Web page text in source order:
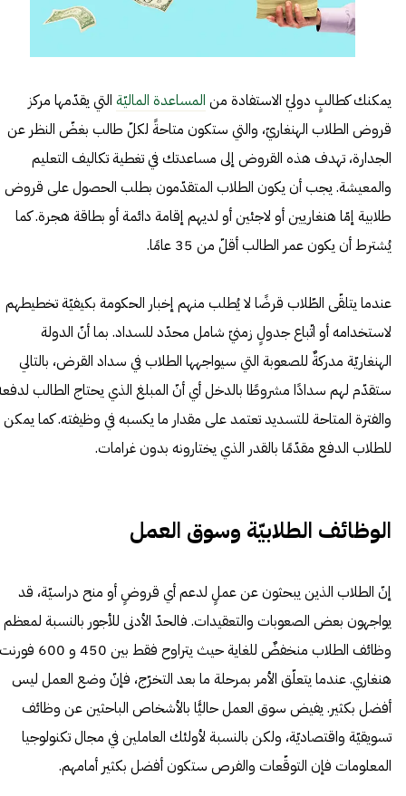
يمكنك كطالبٍ دوليّ الاستفادة من المساعدة الماليّة التي يقدّمها مركز
قروض الطلاب الهنغاريّ، والتي ستكون متاحةً لكلّ طالب بغضّ النظر عن
الجدارة، تهدف هذه القروض إلى مساعدتك في تغطية تكاليف التعليم
والمعيشة. يجب أن يكون الطلاب المتقدّمون بطلب الحصول على قروض
طلابية إمّا هنغاريين أو لاجئين أو لديهم إقامة دائمة أو بطاقة هجرة. كما
يُشترط أن يكون عمر الطالب أقلّ من 35 عامًا.
عندما يتلقّى الطّلاب قرضًا لا يُطلب منهم إخبار الحكومة بكيفيّة تخطيطهم
لاستخدامه أو اتّباع جدولٍ زمنيّ شامل محدّد للسداد. بما أنّ الدولة
الهنغاريّة مدركةٌ للصعوبة التي سيواجهها الطلاب في سداد القرض، بالتالي
ستقدّم لهم سدادًا مشروطًا بالدخل أي أنّ المبلغ الذي يحتاج الطالب
والفترة المتاحة للتسديد تعتمد على مقدار ما يكسبه في وظيفته. كما يمكن
للطلاب الدفع مقدّمًا بالقدر الذي يختارونه بدون غرامات.
الوظائف الطلابيّة وسوق العمل
إنّ الطلاب الذين يبحثون عن عملٍ لدعم أي قروضٍ أو منح دراسيّة، قد
يواجهون بعض الصعوبات والتعقيدات. فالحدّ الأدنى للأجور بالنسبة لمعظم
وظائف الطلاب منخفضٌ للغاية حيث يتراوح فقط بين 450 و 600 فورنت
هنغاري. عندما يتعلّق الأمر بمرحلة ما بعد التخرّج، فإنّ وضع العمل ليس
أفضل بكثير. يفيض سوق العمل حاليًّا بالأشخاص الباحثين عن وظائف
تسويقيّة واقتصاديّة، ولكن بالنسبة لأولئك العاملين في مجال تكنولوجيا
المعلومات فإن التوقّعات والفرص ستكون أفضل بكثير أمامهم.